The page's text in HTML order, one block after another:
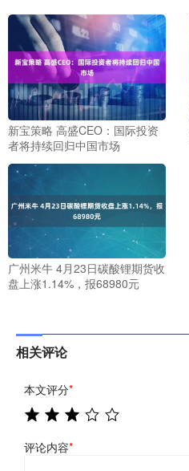
新宝策略 高盛CEO：国际投资
者将持续回归中国市场
广州米牛 4月23日碳酸锂期货收
盘上涨1.14%，报68980元
相关评论
本文评分*
评论内容*